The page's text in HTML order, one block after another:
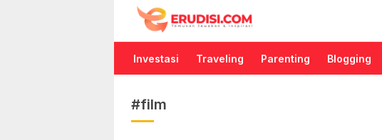
Erudisi
Temukan Jawaban dan Inspirasi
Investasi Traveling Parenting Blogging
#film